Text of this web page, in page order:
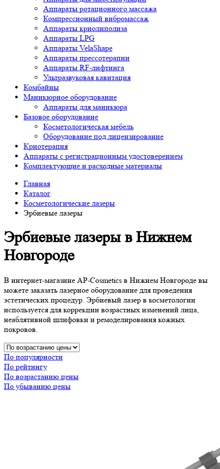
Аппараты ротационного массажа
Компрессионный вибромассаж
Аппараты криолиполиза
Аппараты LPG
Аппараты VelaShape
Аппараты прессотерапии
Аппараты RF-лифтинга
Ультразвуковая кавитация
Комбайны
Маникюрное оборудование
Аппараты для маникюра
Базовое оборудование
Косметологическая мебель
Оборудование под лицензирование
Криотерапия
Аппараты c регистрационным удостоверением
Комплектующие и расходные материалы
Главная
Каталог
Косметологические лазеры
Эрбиевые лазеры
Эрбиевые лазеры в Нижнем
Новгороде
В интернет-магазине AP-Cosmetics в Нижнем Новгороде вы
можете заказать лазерное оборудование для проведения
эстетических процедур. Эрбиевый лазер в косметологии
используется для коррекции возрастных изменений лица,
неаблятивной шлифовки и ремоделирования кожных
покровов.
По популярности
По рейтингу
По возрастанию цены
По убыванию цены